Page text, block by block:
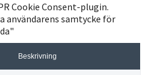
Cookie Consent-plugin.
användarens samtycke för
Beskrivning